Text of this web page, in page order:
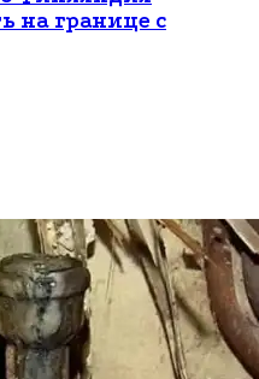
на границе с